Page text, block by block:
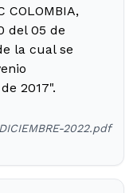
COLOMBIA,
del 05 de
la cual se
2017".
2022.pdf